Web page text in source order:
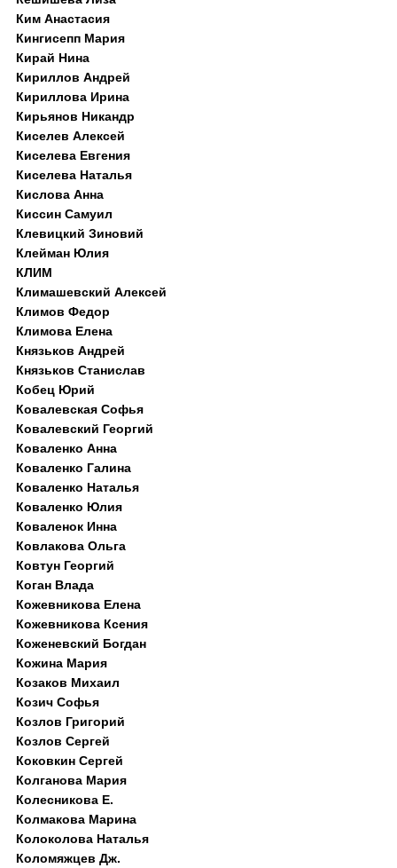
Ким Анастасия
Кингисепп Мария
Кирай Нина
Кириллов Андрей
Кириллова Ирина
Кирьянов Никандр
Киселев Алексей
Киселева Евгения
Киселева Наталья
Кислова Анна
Киссин Самуил
Клевицкий Зиновий
Клейман Юлия
КЛИМ
Климашевский Алексей
Климов Федор
Климова Елена
Князьков Андрей
Князьков Станислав
Кобец Юрий
Ковалевская Софья
Ковалевский Георгий
Коваленко Анна
Коваленко Галина
Коваленко Наталья
Коваленко Юлия
Коваленок Инна
Ковлакова Ольга
Ковтун Георгий
Коган Влада
Кожевникова Елена
Кожевникова Ксения
Коженевский Богдан
Кожина Мария
Козаков Михаил
Козич Софья
Козлов Григорий
Козлов Сергей
Коковкин Сергей
Колганова Мария
Колесникова Е.
Колмакова Марина
Колоколова Наталья
Коломяжцев Дж.